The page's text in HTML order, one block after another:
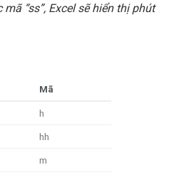
mã “ss”, Excel sẽ hiển thị phút
Mã
h
hh
m